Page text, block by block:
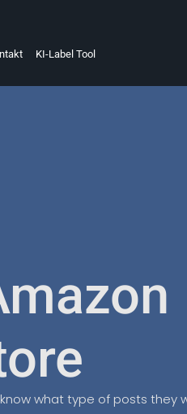
KI-Label Tool
what type of posts they